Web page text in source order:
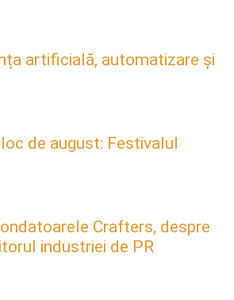
artificială, automatizare și
de august: Festivalul
Crafters, despre
industriei de PR